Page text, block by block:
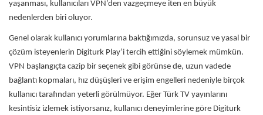
yaşanması, kullanıcıları VPN’den vazgeçmeye iten en büyük
nedenlerden biri oluyor.
Genel olarak kullanıcı yorumlarına baktığımızda, sorunsuz ve yasal bir
çözüm isteyenlerin Digiturk Play’i tercih ettiğini söylemek mümkün.
VPN başlangıçta cazip bir seçenek gibi görünse de, uzun vadede
bağlantı kopmaları, hız düşüşleri ve erişim engelleri nedeniyle birçok
kullanıcı tarafından yeterli görülmüyor. Eğer Türk TV yayınlarını
kesintisiz izlemek istiyorsanız, kullanıcı deneyimlerine göre Digiturk